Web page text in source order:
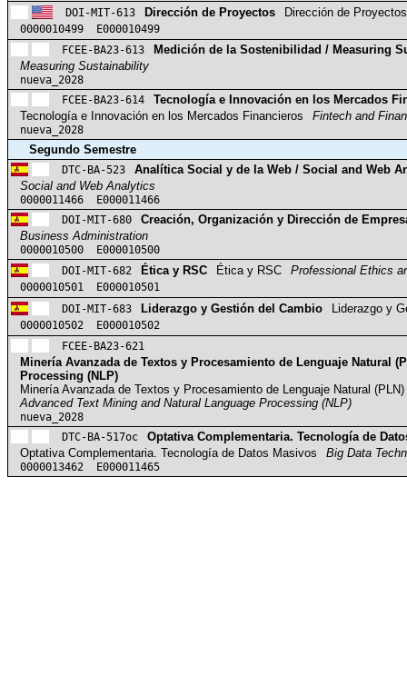
DOI-MIT-613
Dirección de Proyectos
Dirección de Proyectos
0000010499 E000010499
FCEE-BA23-613
Medición de la Sostenibilidad / Measuring
Measuring Sustainability
nueva_2028
FCEE-BA23-614
Tecnología e Innovación en los Mercados
Tecnología e Innovación en los Mercados Financieros
Fintech and
nueva_2028
Segundo Semestre
DTC-BA-523
Analítica Social y de la Web / Social and Web
Social and Web Analytics
0000011466 E000011466
DOI-MIT-680
Creación, Organización y Dirección de
Business Administration
0000010500 E000010500
DOI-MIT-682
Ética y RSC Ética y RSC
Professional Ethics
0000010501 E000010501
DOI-MIT-683
Liderazgo y Gestión del Cambio
Liderazgo y
0000010502 E000010502
FCEE-BA23-621
Minería Avanzada de Textos y Procesamiento de Lenguaje Natural
Processing (NLP)
Minería Avanzada de Textos y Procesamiento de Lenguaje Natural (PLN)
Advanced Text Mining and Natural Language Processing (NLP)
nueva_2028
DTC-BA-517oc
Optativa Complementaria. Tecnología de
Optativa Complementaria. Tecnología de Datos Masivos
Big Data
0000013462 E000011465